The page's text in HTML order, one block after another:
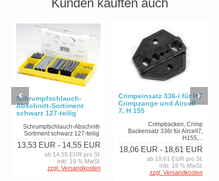
Kunden kauften auch
Schrumpfschlauch-
Abschnitt-Sortiment
schwarz 127-teilig
Schrumpfschlauch-Abschnitt-
Sortiment schwarz 127-teilig
13,53 EUR - 14,55 EUR
ab 14,55 EUR pro St.
inkl. 19 % MwSt.
zzgl. Versandkosten
Crimpeinsatz 336-i für HT
Crimpzange und Aircell
7, H 155
Crimpbacken, Crimp
Backensatz 336i für Aircell7,
H155,...
18,06 EUR - 18,61 EUR
ab 18,61 EUR pro St.
inkl. 19 % MwSt.
zzgl. Versandkosten